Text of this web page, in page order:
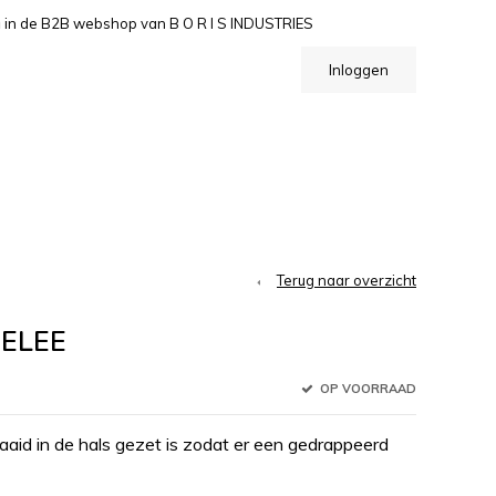
de B2B webshop van B O R I S INDUSTRIES
Inloggen
Terug naar overzicht
OP VOORRAAD
in de hals gezet is zodat er een gedrappeerd